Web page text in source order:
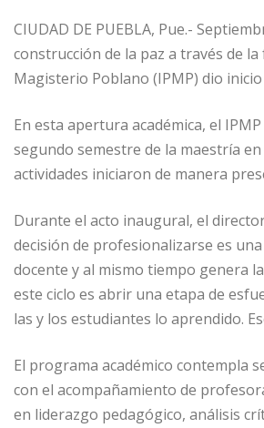
CIUDAD DE PUEBLA, Pue.-
construcción de la paz a través de
Magisterio Poblano (IPMP) dio
En esta apertura académica, el
segundo semestre de la maestría
actividades iniciaron de manera
Durante el acto inaugural, el
decisión de profesionalizarse es
docente y al mismo tiempo genera
este ciclo es abrir una etapa de
las y los estudiantes lo aprendido.
El programa académico contempla
con el acompañamiento de
en liderazgo pedagógico, análisis